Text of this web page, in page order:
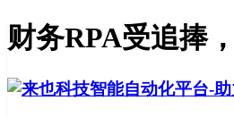
财务RPA受追捧